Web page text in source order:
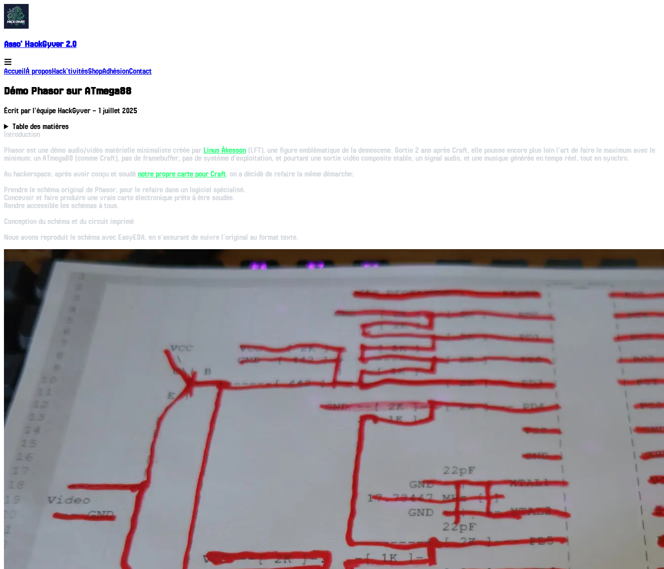
Asso' HackGyver 2.0
Accueil À proposHack'tivitésShopAdhésionContact
Démo Phasor sur ATmega88
Écrit par l’équipe HackGyver– 1 juillet 2025
Table des matières
Introduction
Phasor est une démo audio/vidéo matérielle minimaliste créée par Linus Åkesson (LFT), une figure emblématique de la demoscene. Sortie 2 ans après Craft, elle pousse encore plus loin l’art de faire le maximum avec le
minimum: un ATmega88 (comme Craft), pas de framebuffer, pas de système d’exploitation, et pourtant une sortie vidéo composite stable, un signal audio, et une musique générée en temps réel, tout en synchro.
Au hackerspace, après avoir conçu et soudé notre propre carte pour Craft, on a décidé de refaire la même démarche:
Prendre le schéma original de Phasor, pour le refaire dans un logiciel spécialisé.
Concevoir et faire produire une vraie carte électronique prête à être soudée.
Rendre accessible les schémas à tous.
Conception du schéma et du circuit imprimé
Nous avons reproduit le schéma avec EasyEDA, en s’assurant de suivre l’original au format texte.